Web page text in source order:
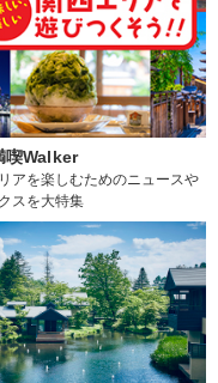
喫Walker
アを楽しむためのニュースや
スを大特集